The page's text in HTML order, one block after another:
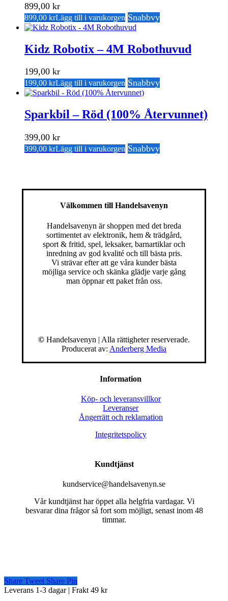
899,00 kr
899,00 krLägg till i varukorgen Snabbvy
Kidz Robotix – 4M Robothuvud
199,00 kr
199,00 krLägg till i varukorgen Snabbvy
Sparkbil – Röd (100% Återvunnet)
399,00 kr
399,00 krLägg till i varukorgen Snabbvy
Välkommen till Handelsavenyn
Handelsavenyn är shoppen med det breda
sortimentet av elektronik, hem & trädgård,
sport & fritid, spel, leksaker, barnartiklar och
inredning av god kvalité och till bästa pris.
Vi strävar efter att ge våra kunder bästa
möjliga service och skänka glädje varje gång
man öppnar ett paket från oss.
© Handelsavenyn | Alla rättigheter reserverade.
Producerat av: Anderberg Media
Information
Köp- och leveransvillkor
Leveranser
Ångerrätt och reklamation
Integritetspolicy
Kundtjänst
kundservice@handelsavenyn.se
Vår kundtjänst har öppet alla helgfria vardagar. Vi
besvarar dina frågor så fort som möjligt, senast inom 48
timmar.
Share Tweet Share Pin
Close
Leverans 1-3 dagar | Frakt 49 kr